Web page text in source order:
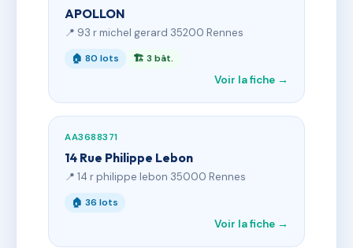
APOLLON
📍 93 r michel gerard 35200 Rennes
🏠 80 lots 🏗 3 bât.
Voir la fiche →
AA3688371
14 Rue Philippe Lebon
📍 14 r philippe lebon 35000 Rennes
🏠 36 lots
Voir la fiche →